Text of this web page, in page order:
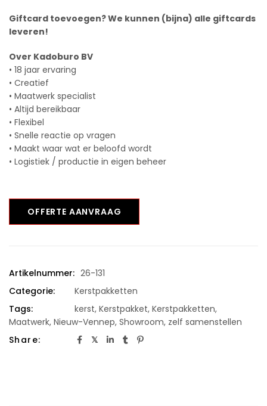
Giftcard toevoegen? We kunnen (bijna) alle giftcards
leveren!
Over Kadoburo BV
• 18 jaar ervaring
• Creatief
• Maatwerk specialist
• Altijd bereikbaar
• Flexibel
• Snelle reactie op vragen
• Maakt waar wat er beloofd wordt
• Logistiek / productie in eigen beheer
OFFERTE AANVRAAG
Artikelnummer: 26-131
Categorie:
Kerstpakketten
Tags:
kerst, Kerstpakket, Kerstpakketten,
Maatwerk, Nieuw-Vennep, Showroom, zelf samenstellen
Share: